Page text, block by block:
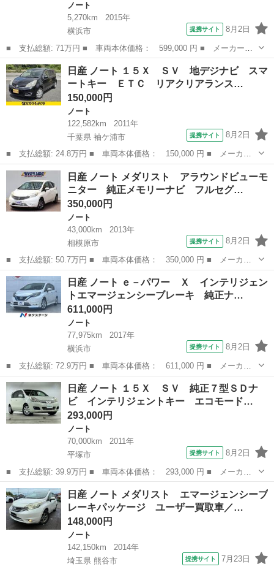
ノート
5,270km
2015年
横浜市
提携サイト 8月2日
■ 支払総額: 71万円 ■ 車両本体価格： 599,000 円 ■ メーカー
名： 日産 ■ 車種名： ノート ■ グレード名： Ｘ ＤＩＧ－Ｓ
ブランナチュールインテリア■東京仕入【特別仕様 ◆禁煙◆スーパー
チャージャー◆...
神奈川 横浜市 ノート
日産 ノート １５Ｘ ＳＶ 地デジナビ スマ
ートキー ＥＴＣ リアクリアランス…
150,000円
ノート
122,582km
2011年
千葉県 袖ケ浦市
提携サイト 8月2日
■ 支払総額: 24.8万円 ■ 車両本体価格： 150,000 円 ■ メーカー
名： 日産 ■ 車種名： ノート ■ グレード名： １５Ｘ ＳＶ
地デジナビ スマートキー ＥＴＣ リアクリアランスソナー ヘッ
ドライトレベ...
千葉 袖ケ浦市 ノート
日産 ノート メダリスト アラウンドビューモ
ニター 純正メモリーナビ フルセグ…
350,000円
ノート
43,000km
2013年
相模原市
提携サイト 8月2日
■ 支払総額: 50.7万円 ■ 車両本体価格： 350,000 円 ■ メーカー
名： 日産 ■ 車種名： ノート ■ グレード名： メダリスト ア
ラウンドビューモニター 純正メモリーナビ フルセグＴＶ ブルー
トゥース Ｅ...
神奈川 相模原市 ノート
日産 ノート ｅ－パワー Ｘ インテリジェン
トエマージェンシーブレーキ 純正ナ…
611,000円
ノート
77,975km
2017年
横浜市
提携サイト 8月2日
■ 支払総額: 72.9万円 ■ 車両本体価格： 611,000 円 ■ メーカー
名： 日産 ■ 車種名： ノート ■ グレード名： ｅ－パワー
Ｘ インテリジェントエマージェンシーブレーキ 純正ナビ 全周囲
カメラ ＥＴＣ...
神奈川 横浜市 ノート
日産 ノート １５Ｘ ＳＶ 純正７型ＳＤナ
ビ インテリジェントキー エコモード…
293,000円
ノート
70,000km
2011年
平塚市
提携サイト 8月2日
■ 支払総額: 39.9万円 ■ 車両本体価格： 293,000 円 ■ メーカー
名： 日産 ■ 車種名： ノート ■ グレード名： １５Ｘ ＳＶ
純正７型ＳＤナビ インテリジェントキー エコモード ヘッドライ
トレベライザ...
神奈川 平塚市 ノート
日産 ノート メダリスト エマージェンシーブ
レーキパッケージ ユーザー買取車／…
148,000円
ノート
142,150km
2014年
埼玉県 熊谷市
提携サイト 7月23日